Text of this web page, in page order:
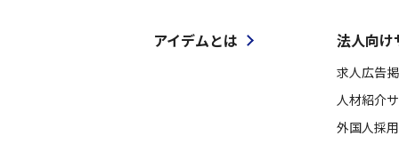
アイデムとは 法人向け
求人広告
人材紹介
外国人採用